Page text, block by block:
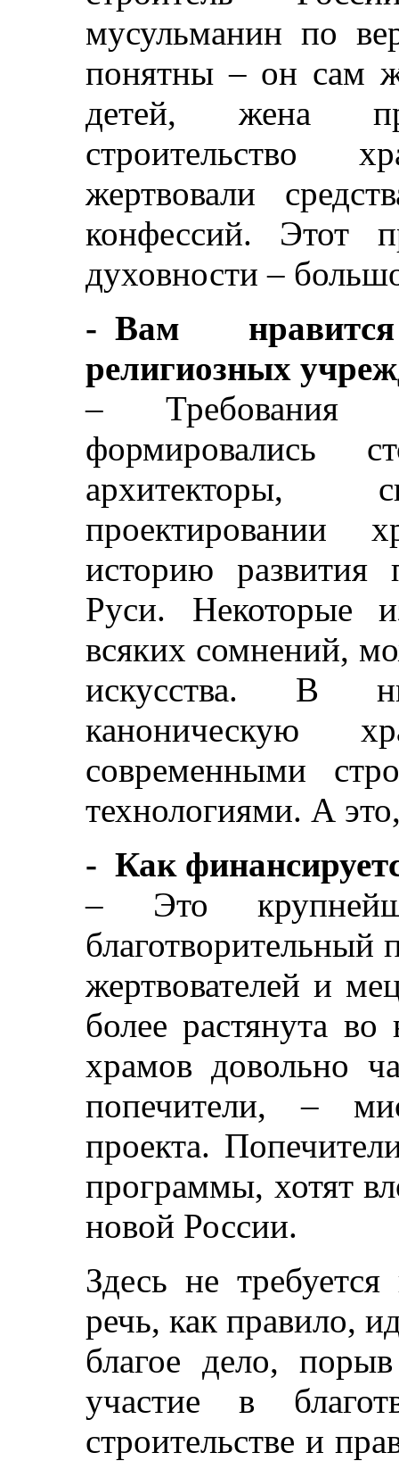
мусульманин по
понятны – он сам
детей, жена
строительство
жертвовали
конфессий. Этот
духовности –
- Вам
религиозных
– Требования
формировались
архитекторы,
проектировании
историю развития
Руси. Некоторые
всяких сомнений,
искусства. В
каноническую
современными
технологиями. А
- Как
– Это
благотворительный
жертвователей и
более растянута
храмов довольно
попечители, –
проекта.
программы, хотят
новой России.
Здесь не
речь, как правило,
благое дело,
участие в
строительстве и